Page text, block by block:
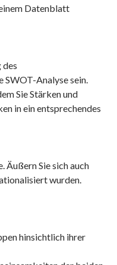
Datenblatt
des
SWOT-Analyse sein.
Sie Stärken und
in ein entsprechendes
Äußern Sie sich auch
wurden.
hinsichtlich ihrer